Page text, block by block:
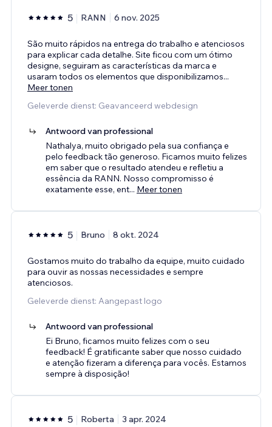
5 RANN 6 nov. 2025
São muito rápidos na entrega do trabalho e atenciosos
para explicar cada detalhe. Site ficou com um ótimo
designe, seguiram as características da marca e
usaram todos os elementos que disponibilizamos...
Meer tonen
Geleverde dienst: Geavanceerd webdesign
Antwoord van professional
Nathalya, muito obrigado pela sua confiança e
pelo feedback tão generoso. Ficamos muito felizes
em saber que o resultado atendeu e refletiu a
essência da RANN. Nosso compromisso é
exatamente esse, ent... Meer tonen
5 Bruno 8 okt. 2024
Gostamos muito do trabalho da equipe, muito cuidado
para ouvir as nossas necessidades e sempre
atenciosos.
Geleverde dienst: Aangepast logo
Antwoord van professional
Ei Bruno, ficamos muito felizes com o seu
feedback! É gratificante saber que nosso cuidado
e atenção fizeram a diferença para vocês. Estamos
sempre à disposição!
5 Roberta 3 apr. 2024